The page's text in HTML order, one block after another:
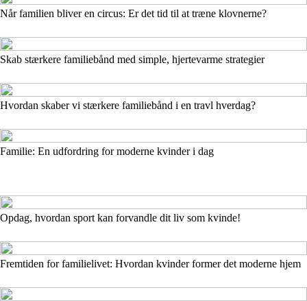
Når familien bliver en circus: Er det tid til at træne klovnerne?
Skab stærkere familiebånd med simple, hjertevarme strategier
Hvordan skaber vi stærkere familiebånd i en travl hverdag?
Familie: En udfordring for moderne kvinder i dag
Opdag, hvordan sport kan forvandle dit liv som kvinde!
Fremtiden for familielivet: Hvordan kvinder former det moderne hjem